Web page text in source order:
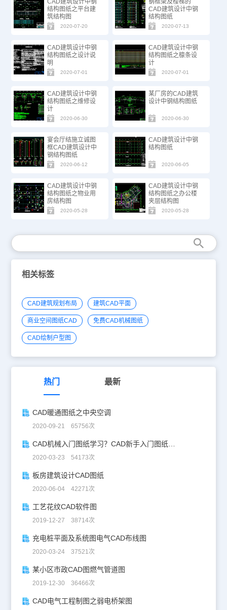
结构图纸之平台建
筑结构图
2020-07-20
CAD建筑设计中钢
结构图纸
2020-07-13
CAD建筑设计中钢
结构图纸之设计说
明
2020-07-01
CAD建筑设计中钢
结构图纸之檩条设
计
2020-07-01
CAD建筑设计中钢
结构图纸之维修设
计
2020-06-30
某厂房的CAD建筑
设计中钢结构图纸
2020-06-30
宴会厅结施立诚图
框CAD建筑设计中
钢结构图纸
2020-06-12
CAD建筑设计中钢
结构图纸
2020-06-05
CAD建筑设计中钢
结构图纸之物业用
房结构图
2020-05-28
CAD建筑设计中钢
结构图纸之办公楼
夹层结构图
2020-05-28
相关标签
CAD建筑规划布局 建筑CAD平面
商业空间图纸CAD 免费CAD机械图纸
CAD绘制户型图
热门 最新
CAD暖通图纸之中央空调
2020-09-21 65756次
CAD机械入门图纸学习？CAD新手入门图纸练习
2020-03-23 54173次
板房建筑设计CAD图纸
2020-06-04 42271次
工艺花纹CAD软件图
2019-12-27 38714次
充电桩平面及系统图电气CAD布线图
2020-03-24 37521次
某小区市政CAD图燃气管道图
2019-12-30 36466次
CAD电气工程制图之弱电桥架图